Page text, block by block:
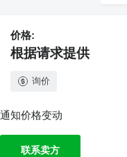
价格:
根据请求提供
询价
通知价格变动
联系卖方